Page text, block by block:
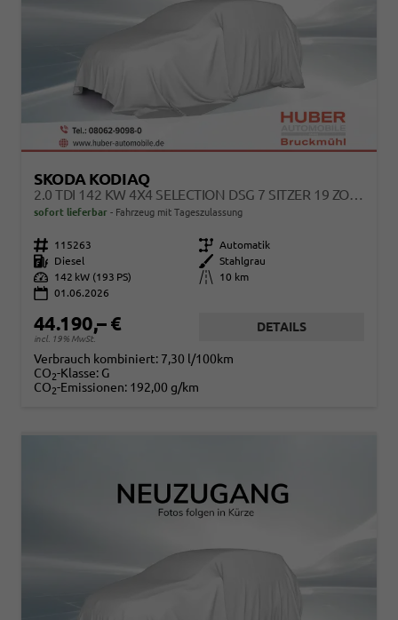
SKODA KODIAQ
2.0 TDI 142 KW 4X4 SELECTION DSG 7 SITZER 19 ZOLL AHK
sofort lieferbar Fahrzeug mit Tageszulassung
Fahrzeugnr. 115263 Getriebe Automatik
Kraftstoff
Diesel Außenfarbe
Stahlgrau
Leistung
142 kW (193 PS) Kilometerstand
10 km
01.06.2026
44.190,– €
incl. 19% MwSt.
DETAILS
Verbrauch kombiniert: 7,30 l/100km
CO2-Klasse: G
CO2-Emissionen: 192,00 g/km